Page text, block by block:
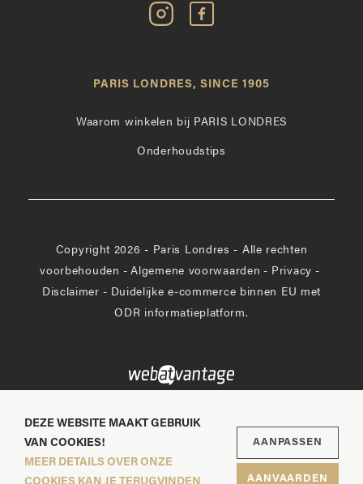
Volg
Paris
Instagram
Vind
op
PARIS LONDRES, SINCE 1905
Waarom winkelen bij PARIS LONDRES
Onderhoudstips
Copyright 2026 - Paris Londres - Alle rechten
voorbehouden - Algemene voorwaarden - Privacy -
Disclaimer - Duidelijke e-commerce binnen EU met
ODR informatieplatform.
DEZE WEBSITE MAAKT GEBRUIK
VAN COOKIES!
MEER DETAILS OVER ONZE
AANPASSEN
AANVAARDEN